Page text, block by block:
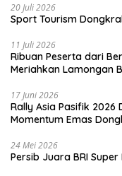
20 Juli 2026
Sport Tourism
11 Juli 2026
Ribuan Peserta dari
Meriahkan Lamongan
17 Juni 2026
Rally Asia Pasifik 2026
Momentum Emas
24 Mei 2026
Persib Juara BRI